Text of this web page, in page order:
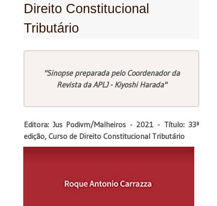
Direito Constitucional
Tributário
"Sinopse preparada pelo Coordenador da
Revista da APLJ - Kiyoshi Harada"
Editora: Jus Podivm/Malheiros - 2021 - Título: 33ª
edição, Curso de Direito Constitucional Tributário